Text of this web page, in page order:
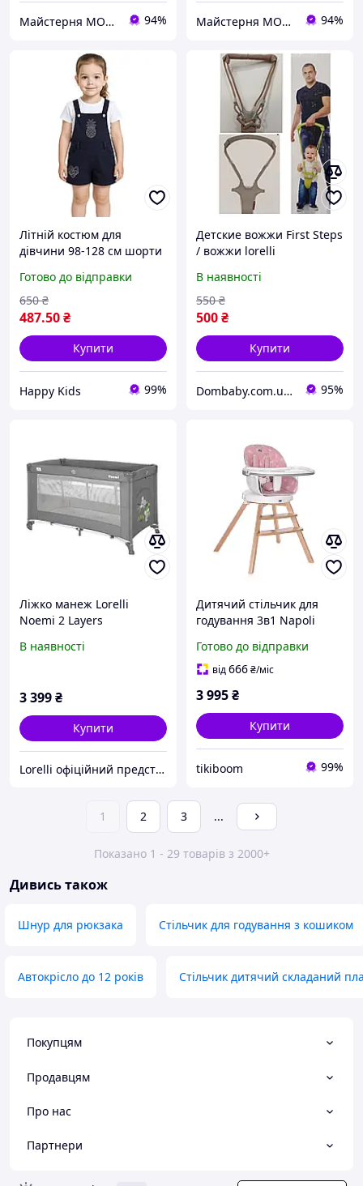
Майстерня MOKOTOW 94% Майстерня MOKOTOW 94%
Літній костюм для
дівчини 98-128 см шорти
Готово до відправки
487.50₴
650 ₴
Купити
Happy Kids 99%
Детские вожжи First Steps
/ вожжи lorelli
В наявності
500₴
550 ₴
Купити
Dombaby.com.ua - інтернет магазин дитячих товарів 95%
Ліжко манеж Lorelli
Noemi 2 Layers
В наявності
3 399₴
Купити
Lorelli офіційний представник дитячих товарів
Дитячий стільчик для
годування 3в1 Napoli
регульований стільчик,
рожевий для дівчинки
Готово до відправки
від666₴/міс
3 995₴
Купити
tikiboom 99%
1 2 3 ...
Показано 1 - 29 товарів з 2000+
Дивись також
Шнур для рюкзака Стільчик для годування з кошиком
Автокрісло до 12 років Стільчик дитячий складаний
Покупцям
Продавцям
Про нас
Партнери